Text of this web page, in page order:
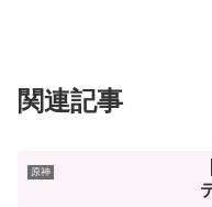
関連記事
原神